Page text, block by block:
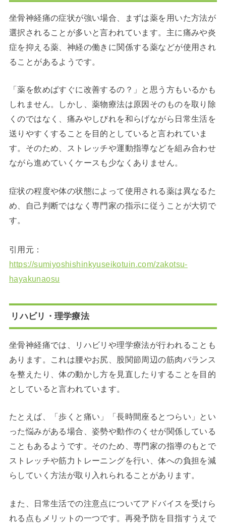
坐骨神経痛の症状が強い場合、まずは薬を用いた方法が
選択されることが多いと言われています。主に痛みや炎
症を抑える薬、神経の働きに関係する薬などが使用され
ることがあるようです。
「薬を飲めばすぐに改善するの？」と思う方もいるかも
しれません。しかし、薬物療法は原因そのものを取り除
くのではなく、痛みやしびれを和らげながら日常生活を
送りやすくすることを目的としていると言われていま
す。そのため、ストレッチや運動指導などを組み合わせ
ながら進めていくケースも少なくありません。
症状の程度や体の状態によって使用される薬は異なるた
め、自己判断ではなく専門家の指示に従うことが大切で
す。
引用元：
https://sumiyoshishinkyuseikotuin.com/zakotsu-
hayakunaosu
リハビリ・理学療法
坐骨神経痛では、リハビリや理学療法が行われることも
あります。これは腰やお尻、股関節周辺の筋肉バランス
を整えたり、体の動かし方を見直したりすることを目的
としていると言われています。
たとえば、「歩くと痛い」「長時間座るとつらい」とい
った悩みがある場合、姿勢や動作のくせが関係している
こともあるようです。そのため、専門家の指導のもとで
ストレッチや筋力トレーニングを行い、体への負担を減
らしていく方法が取り入れられることがあります。
また、日常生活での注意点についてアドバイスを受けら
れる点もメリットの一つです。再発予防を目指すうえで